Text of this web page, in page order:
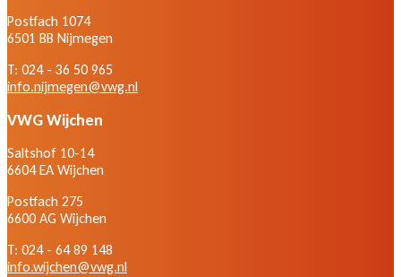
Postfach 1074
6501 BB Nijmegen
T: 024 - 36 50 965
info.nijmegen@vwg.nl
VWG Wijchen
Saltshof 10-14
6604 EA Wijchen
Postfach 275
6600 AG Wijchen
T: 024 - 64 89 148
info.wijchen@vwg.nl